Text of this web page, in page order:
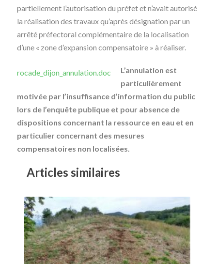
partiellement l’autorisation du préfet et n’avait autorisé
la réalisation des travaux qu’après désignation par un
arrêté préfectoral complémentaire de la localisation
d’une « zone d’expansion compensatoire » à réaliser.
rocade_dijon_annulation.doc
L’annulation est
particulièrement
motivée par l’insuffisance d’information du public
lors de l’enquête publique et pour absence de
dispositions concernant la ressource en eau et en
particulier concernant des mesures
compensatoires non localisées.
Articles similaires